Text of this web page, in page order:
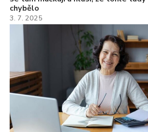
chybělo
3. 7. 2025